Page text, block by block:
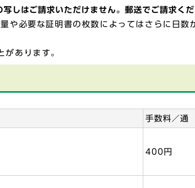
しはご請求いただけません。郵送でご請求くだ
や必要な証明書の枚数によってはさらに日数
あります。
手数料／通
400円